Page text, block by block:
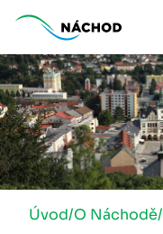
Úvod/O Náchodě/